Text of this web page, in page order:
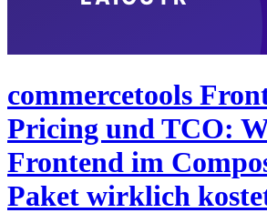
commercetools
Pricing und TCO:
Frontend im
Paket wirklich